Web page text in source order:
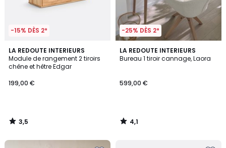
-15% DÈS 2*
LA REDOUTE INTERIEURS
Module de rangement 2 tiroirs
chêne et hêtre Edgar
199,00 €
3,5
/ 5
3,5
/
-25% DÈS 2*
LA REDOUTE INTERIEURS
Bureau 1 tiroir cannage, Laora
599,00 €
4,1
/ 5
4,1
/